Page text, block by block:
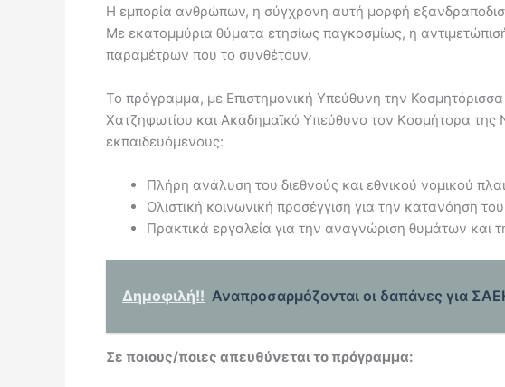
Η εμπορία ανθρώπων, η σύγχρονη αυτή μορφή
Με εκατομμύρια θύματα ετησίως παγκοσμίως, η
παραμέτρων που το συνθέτουν.
Το πρόγραμμα, με Επιστημονική Υπεύθυνη την
Χατζηφωτίου και Ακαδημαϊκό Υπεύθυνο τον Kοσμήτορα
εκπαιδευόμενους:
Πλήρη ανάλυση του διεθνούς και εθνικού νομικού
Ολιστική κοινωνική προσέγγιση για την κατανόηση
Πρακτικά εργαλεία για την αναγνώριση θυμάτων και
Δημοφιλή!! Αναπροσαρμόζονται οι δαπάνες για
Σε ποιους/ποιες απευθύνεται το πρόγραμμα: